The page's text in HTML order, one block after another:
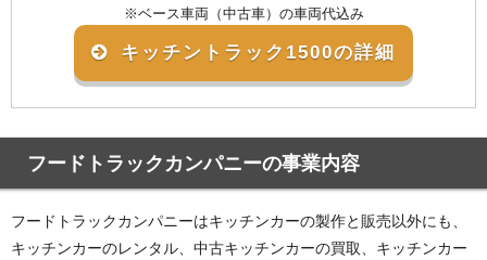
※ベース車両（中古車）の車両代込み
キッチントラック1500の詳細
フードトラックカンパニーの事業内容
フードトラックカンパニーはキッチンカーの製作と販売以外にも、
キッチンカーのレンタル、中古キッチンカーの買取、キッチンカー